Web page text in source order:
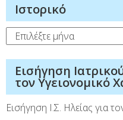
Ιστορικό
Ιστορικό
Εισήγηση
τον Υγειονομικό
Εισήγηση Ι.Σ. Ηλείας για